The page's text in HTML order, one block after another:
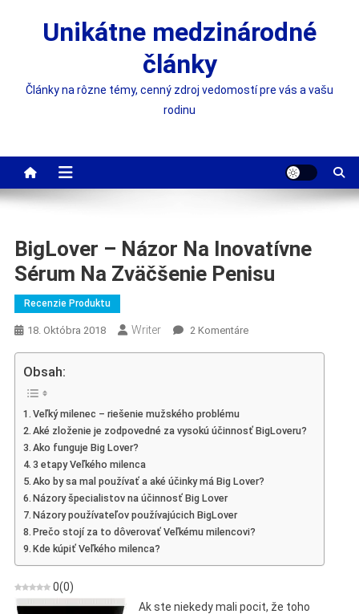
Unikátne medzinárodné
články
Články na rôzne témy, cenný zdroj vedomostí pre vás a vašu
rodinu
BigLover – Názor Na Inovatívne
Sérum Na Zväčšenie Penisu
Recenzie Produktu
18. Októbra 2018 Writer 2 KomentáreNa
Sérum
Zväčšenie
Obsah:
Veľký milenec – riešenie mužského problému
Aké zloženie je zodpovedné za vysokú účinnosť BigLoveru?
Ako funguje Big Lover?
3 etapy Veľkého milenca
Ako by sa mal používať a aké účinky má Big Lover?
Názory špecialistov na účinnosť Big Lover
Názory používateľov používajúcich BigLover
Prečo stojí za to dôverovať Veľkému milencovi?
Kde kúpiť Veľkého milenca?
0(0)
Ak ste niekedy mali pocit, že toho